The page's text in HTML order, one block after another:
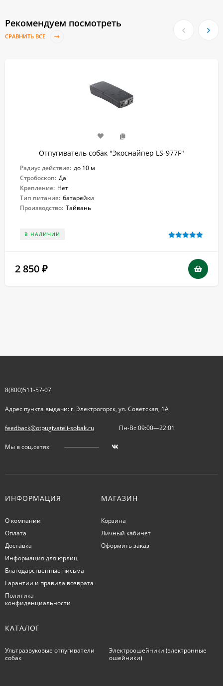
Рекомендуем посмотреть
СРАВНИТЬ ВСЕ
Отпугиватель собак "Экоснайпер LS-977F"
Радиус действия: до 10 м
Стробоскоп: Да
Крепление: Нет
Тип питания: батарейки
Производство: Тайвань
В НАЛИЧИИ
2 850 ₽
8(800)511-57-07
Адрес пункта выдачи: г. Электрогорск, ул. Советская, 1А
feedback@otpugivateli-sobak.ru Пн-Вс 09:00—22:01
Мы в соц.сетях
ИНФОРМАЦИЯ
О компании
Оплата
Доставка
Информация для юрлиц
Благодарственные письма
Гарантии и правила возврата
Политика
конфиденциальности
МАГАЗИН
Корзина
Личный кабинет
Оформить заказ
КАТАЛОГ
Ультразвуковые отпугиватели
собак
Электроошейники (электронные
ошейники)